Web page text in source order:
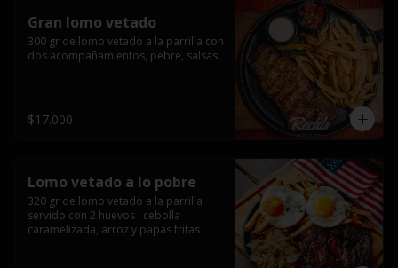
Gran lomo vetado
300 gr de lomo vetado a la parrilla con
dos acompañamientos, pebre, salsas.
$17.000
Lomo vetado a lo pobre
320 gr de lomo vetado a la parrilla
servido con 2 huevos , cebolla
caramelizada, arroz y papas fritas